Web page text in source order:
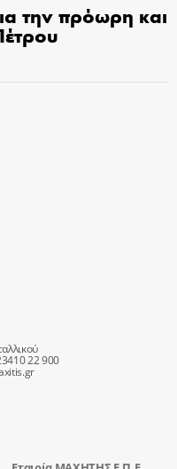
την πρόωρη και
22 900